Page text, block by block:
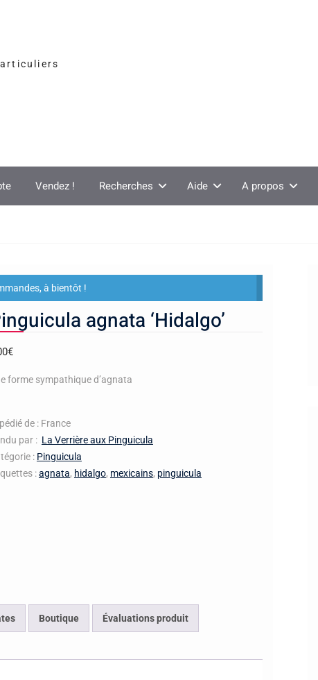
Vendez ! Recherches Aide A propos
à bientôt !
agnata ‘Hidalgo’
€
forme sympathique d’agnata
de : France
par : La Verrière aux Pinguicula
: Pinguicula
:agnata, hidalgo, mexicains, pinguicula
Boutique Évaluations produit